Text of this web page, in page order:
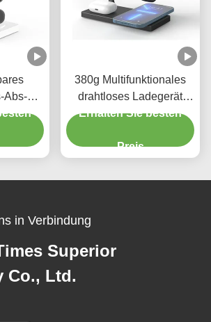
Abs-
mit
380g Multifunktionales
drahtloses Ladegerät
15W Fast Weiß oder
Nachtlicht
Erhalten Sie besten
Preis
in Verbindung
Superior
Co., Ltd.